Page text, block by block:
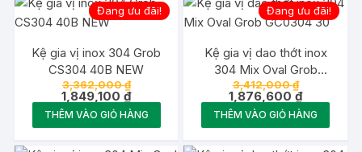
Đang ưu đãi!
Kệ gia vị inox 304 Grob
CS304 40B NEW
3,362,000₫Giá
gốc
là:
3,362,000 ₫.
1,849,100₫Giá
hiện
tại
là:
1,849,100 ₫.
THÊM VÀO GIỎ HÀNG
Đang ưu đãi!
Kệ gia vị dao thớt inox
304 Mix Oval Grob
GC0304 30
3,412,000₫Giá
gốc
là:
3,412,000
1,876,600₫Giá
hiện
tại
là:
THÊM VÀO GIỎ HÀNG